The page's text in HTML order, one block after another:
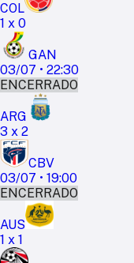
COL
1 x 0
GAN
03/07 • 22:30
ENCERRADO
ARG
3 x 2
CBV
03/07 • 19:00
ENCERRADO
AUS
1 x 1